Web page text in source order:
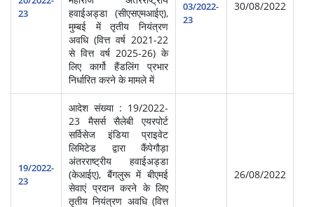
23
हवाईअड्डा (सीएसएमआईए),
मुम्बई में तृतीय नियंत्रण
अवधि (वित्त वर्ष 2021-22
से वित्त वर्ष 2025-26) के
लिए कार्गो हैंडलिंग प्रभार
निर्धारित करने के मामले में
03/2022-
23
30/08/2022
19/2022-
23
आदेश संख्या : 19/2022-
23 मैसर्स सैलेबी एयरपोर्ट
सर्विसेज इंडिया प्राइवेट
लिमिटेड द्वारा कैंपेगौड़ा
अंतरराष्ट्रीय हवाईअड्डा
(केआईए), बैंगलुरू में बीएमई
सेवाएं प्रदान करने के लिए
तृतीय नियंत्रण अवधि (वित्त
26/08/2022